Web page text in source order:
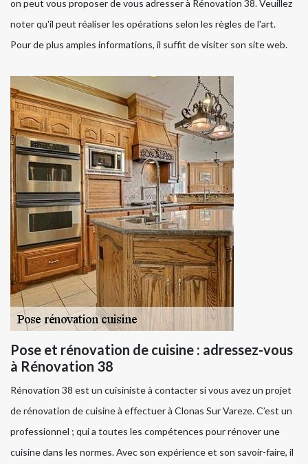
on peut vous proposer de vous adresser à Rénovation 38. Veuillez
noter qu'il peut réaliser les opérations selon les règles de l'art.
Pour de plus amples informations, il suffit de visiter son site web.
Pose et rénovation de cuisine : adressez-vous
à Rénovation 38
Rénovation 38 est un cuisiniste à contacter si vous avez un projet
de rénovation de cuisine à effectuer à Clonas Sur Vareze. C’est un
professionnel ; qui a toutes les compétences pour rénover une
cuisine dans les normes. Avec son expérience et son savoir-faire, il